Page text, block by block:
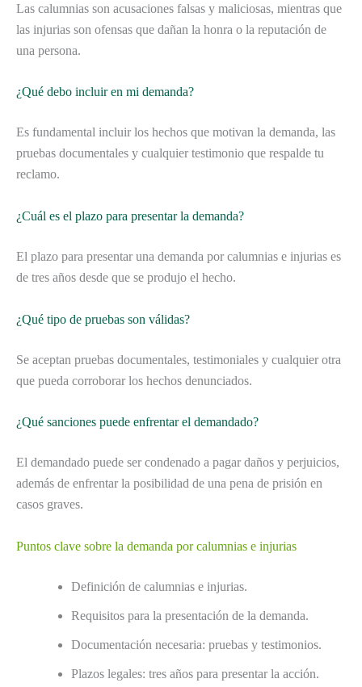
Las calumnias son acusaciones falsas y maliciosas, mientras que
las injurias son ofensas que dañan la honra o la reputación de
una persona.
¿Qué debo incluir en mi demanda?
Es fundamental incluir los hechos que motivan la demanda, las
pruebas documentales y cualquier testimonio que respalde tu
reclamo.
¿Cuál es el plazo para presentar la demanda?
El plazo para presentar una demanda por calumnias e injurias es
de tres años desde que se produjo el hecho.
¿Qué tipo de pruebas son válidas?
Se aceptan pruebas documentales, testimoniales y cualquier otra
que pueda corroborar los hechos denunciados.
¿Qué sanciones puede enfrentar el demandado?
El demandado puede ser condenado a pagar daños y perjuicios,
además de enfrentar la posibilidad de una pena de prisión en
casos graves.
Puntos clave sobre la demanda por calumnias e injurias
Definición de calumnias e injurias.
Requisitos para la presentación de la demanda.
Documentación necesaria: pruebas y testimonios.
Plazos legales: tres años para presentar la acción.